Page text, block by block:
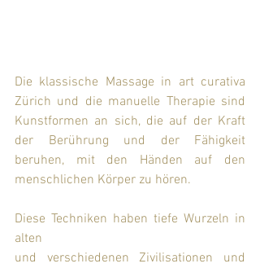
Die klassische Massage in art curativa
Zürich und die manuelle Therapie sind
Kunstformen an sich, die auf der Kraft
der Berührung und der Fähigkeit
beruhen, mit den Händen auf den
menschlichen Körper zu hören.
Diese Techniken haben tiefe Wurzeln in
alten
und verschiedenen Zivilisationen und